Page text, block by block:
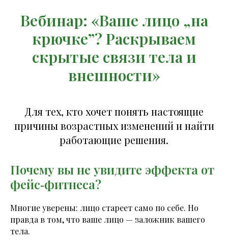
Вебинар: «Ваше лицо „на
крючке”? Раскрываем
скрытые связи тела и
внешности»
Для тех, кто хочет понять настоящие
причины возрастных изменений и найти
работающие решения.
Почему вы не увидите эффекта от
фейс‑фитнеса?
Многие уверены: лицо стареет само по себе. Но
правда в том, что ваше лицо — заложник вашего
тела.